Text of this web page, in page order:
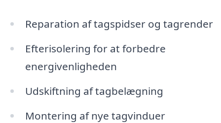
Reparation af tagspidser og tagrender
Efterisolering for at forbedre
energivenligheden
Udskiftning af tagbelægning
Montering af nye tagvinduer